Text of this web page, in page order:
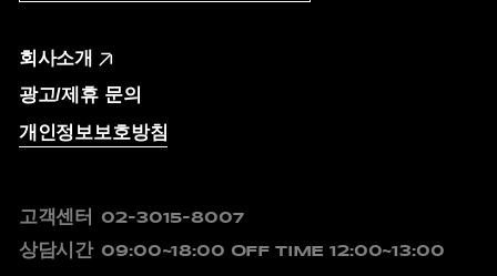
회사소개
광고/제휴 문의
개인정보보호방침
고객센터 02-3015-8007
상담시간 09:00~18:00 OFF TIME 12:00~13:00